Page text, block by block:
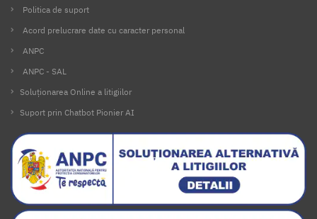
Politica de suport
Acord prelucrare date cu caracter personal
ANPC
ANPC - SAL
Soluționarea Online a litigiilor
Suport prin Chatbot Pionier AI